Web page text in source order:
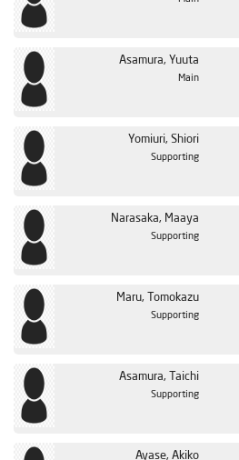
Asamura, Yuuta
Main
Yomiuri, Shiori
Supporting
Narasaka, Maaya
Supporting
Maru, Tomokazu
Supporting
Asamura, Taichi
Supporting
Ayase, Akiko